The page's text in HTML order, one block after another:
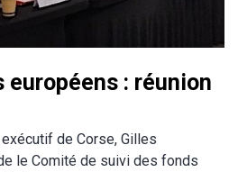
européens : réunion
de Corse, Gilles
le Comité de suivi des fonds